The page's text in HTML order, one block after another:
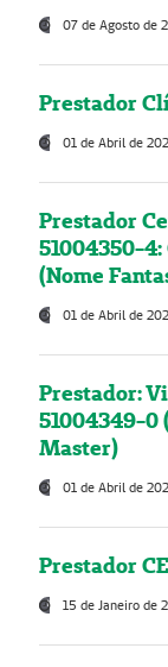
07 de Agosto de
Prestador
01 de Abril de
Prestador
51004350-
(Nome
01 de Abril de
Prestador:
51004349-0
Master)
01 de Abril de
Prestador
15 de Janeiro de